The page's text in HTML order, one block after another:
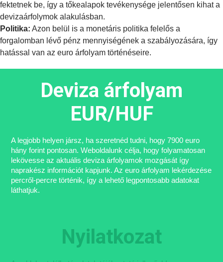
fektetnek be, így a tőkealapok tevékenysége jelentősen kihat a
devizaárfolymok alakulásban.
Politika: Azon belül is a monetáris politika felelős a
forgalomban lévő pénz mennyiségének a szabályozására, így
hatással van az euro árfolyam történéseire.
Deviza árfolyam
EUR/HUF
A legjobb helyen jársz, ha szeretnéd tudni, hogy 7900 euro
hány forint pontosan. Weboldalunk célja, hogy folyamatosan
lekövesse az aktuális deviza árfolyamok mozgását így
naprakész információt kapjunk. Az euro árfolyam lekérdezése
percről-percre történik, így a lehető legpontosabb adatokat
láthatjuk.
Nyilatkozat